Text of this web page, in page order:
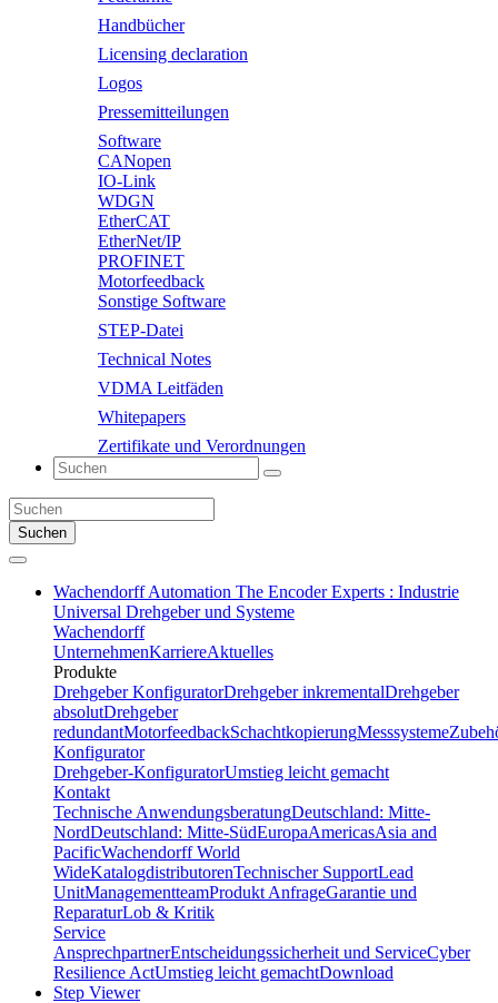
Handbücher
Licensing declaration
Logos
Pressemitteilungen
Software
CANopen
IO-Link
WDGN
EtherCAT
EtherNet/IP
PROFINET
Motorfeedback
Sonstige Software
STEP-Datei
Technical Notes
VDMA Leitfäden
Whitepapers
Zertifikate und Verordnungen
Suchen
Wachendorff Automation The Encoder Experts : Industrie
Universal Drehgeber und Systeme
Wachendorff
UnternehmenKarriereAktuelles
Produkte
Drehgeber KonfiguratorDrehgeber inkrementalDrehgeber
absolutDrehgeber
redundantMotorfeedbackSchachtkopierungMesssysteme
Konfigurator
Drehgeber-KonfiguratorUmstieg leicht gemacht
Kontakt
Technische AnwendungsberatungDeutschland: Mitte-
NordDeutschland: Mitte-SüdEuropaAmericasAsia and
PacificWachendorff World
WideKatalogdistributorenTechnischer SupportLead
UnitManagementteamProdukt AnfrageGarantie und
ReparaturLob & Kritik
Service
AnsprechpartnerEntscheidungssicherheit und ServiceCyber
Resilience ActUmstieg leicht gemachtDownload
Step Viewer